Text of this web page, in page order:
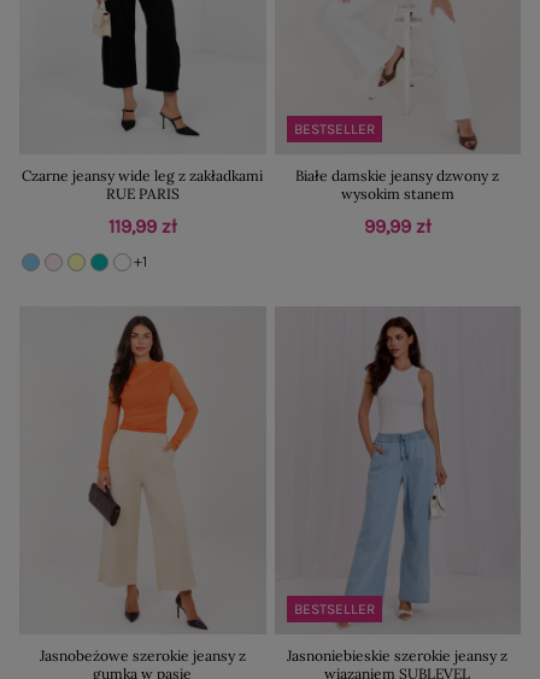
Czarne jeansy wide leg z zakładkami
RUE PARIS
119,99 zł
+1
BESTSELLER
Białe damskie jeansy dzwony z
wysokim stanem
99,99 zł
Jasnobeżowe szerokie jeansy z
gumką w pasie
BESTSELLER
Jasnoniebieskie szerokie jeansy z
wiązaniem SUBLEVEL